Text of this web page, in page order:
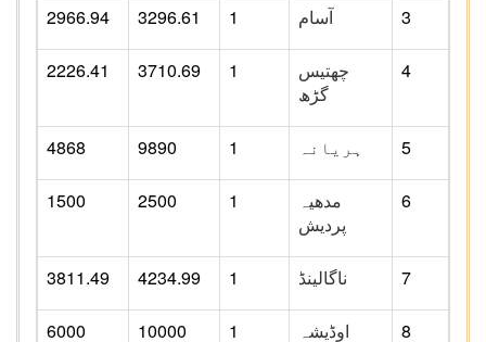
3 آسام 1
3296.61
2966.94
4
چھتیس
گڑھ
1
3710.69
2226.41
5 ہریانہ 1
9890
4868
6
مدھیہ
پردیش
1
2500
1500
7 ناگالینڈ 1
4234.99
3811.49
8 اوڈیشہ 1
10000
6000